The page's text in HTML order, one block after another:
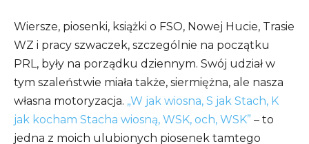
Wiersze, piosenki, książki o FSO, Nowej Hucie, Trasie
WZ i pracy szwaczek, szczególnie na początku
PRL, były na porządku dziennym. Swój udział w
tym szaleństwie miała także, siermiężna, ale nasza
własna motoryzacja. „W jak wiosna, S jak Stach, K
jak kocham Stacha wiosną, WSK, och, WSK” – to
jedna z moich ulubionych piosenek tamtego